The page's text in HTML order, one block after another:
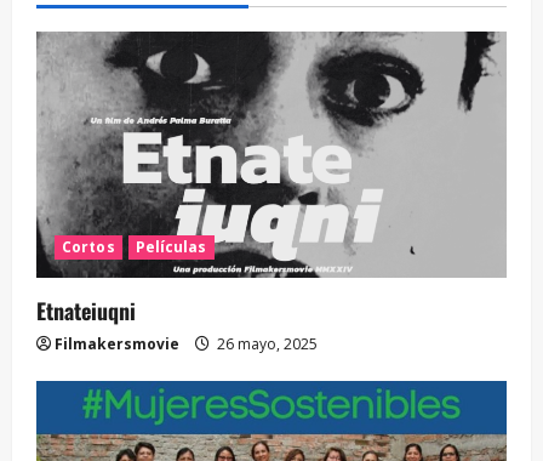
Cortos Películas
Etnateiuqni
Filmakersmovie 26 mayo, 2025